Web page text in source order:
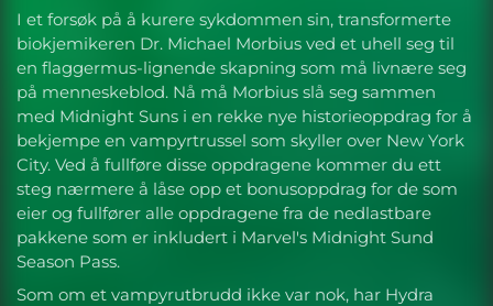
I et forsøk på å kurere sykdommen sin, transformerte
biokjemikeren Dr. Michael Morbius ved et uhell seg til
en flaggermus-lignende skapning som må livnære seg
på menneskeblod. Nå må Morbius slå seg sammen
med Midnight Suns i en rekke nye historieoppdrag for å
bekjempe en vampyrtrussel som skyller over New York
City. Ved å fullføre disse oppdragene kommer du ett
steg nærmere å låse opp et bonusoppdrag for de som
eier og fullfører alle oppdragene fra de nedlastbare
pakkene som er inkludert i Marvel's Midnight Sund
Season Pass.
Som om et vampyrutbrudd ikke var nok, har Hydra